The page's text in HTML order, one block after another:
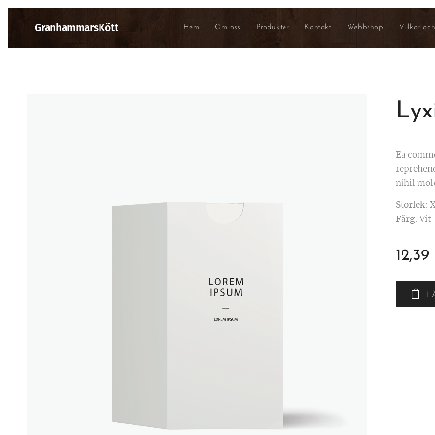
GranhammarsKött Hem Om oss Produkter Kontakt Webbshop Villkor
Ea
nihil
Storlek:
Färg: Vit
12,39